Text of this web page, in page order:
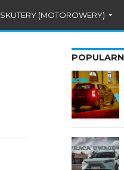
SKUTERY (MOTOROWERY)